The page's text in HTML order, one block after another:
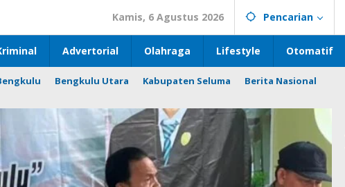
Kamis, 6 Agustus 2026 Pencarian
Advertorial Olahraga Lifestyle Otomatif
Bengkulu Utara Kabupaten Seluma Berita Nasional